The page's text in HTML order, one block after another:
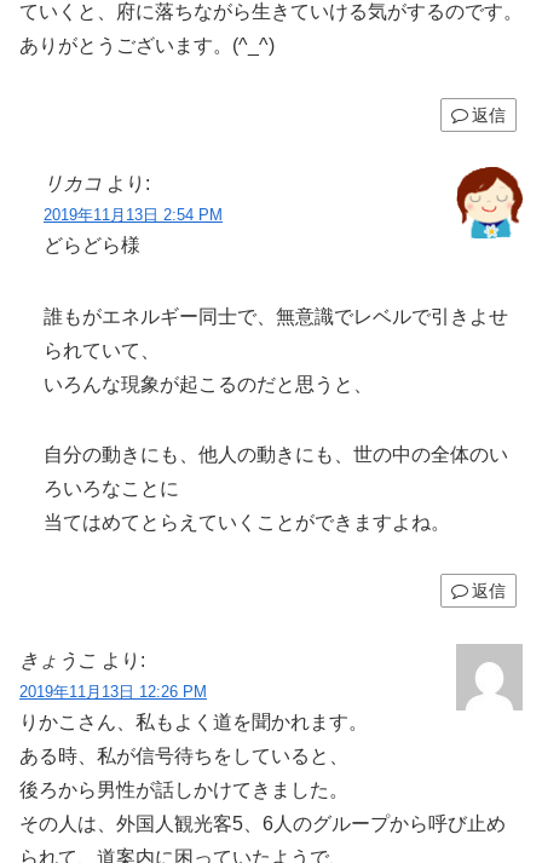
ていくと、府に落ちながら生きていける気がするのです。
ありがとうございます。(^_^)
返信
リカコ より:
2019年11月13日 2:54 PM
どらどら様
誰もがエネルギー同士で、無意識でレベルで引きよせ
られていて、
いろんな現象が起こるのだと思うと、
自分の動きにも、他人の動きにも、世の中の全体のい
ろいろなことに
当てはめてとらえていくことができますよね。
返信
きょうこ より:
2019年11月13日 12:26 PM
りかこさん、私もよく道を聞かれます。
ある時、私が信号待ちをしていると、
後ろから男性が話しかけてきました。
その人は、外国人観光客5、6人のグループから呼び止め
られて、道案内に困っていたようで、